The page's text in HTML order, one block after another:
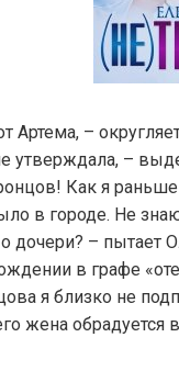
Артема, –
утверждала, –
Как я раньше
в городе. Не
дочери? – пытает
в графе
я близко не
жена обрадуется